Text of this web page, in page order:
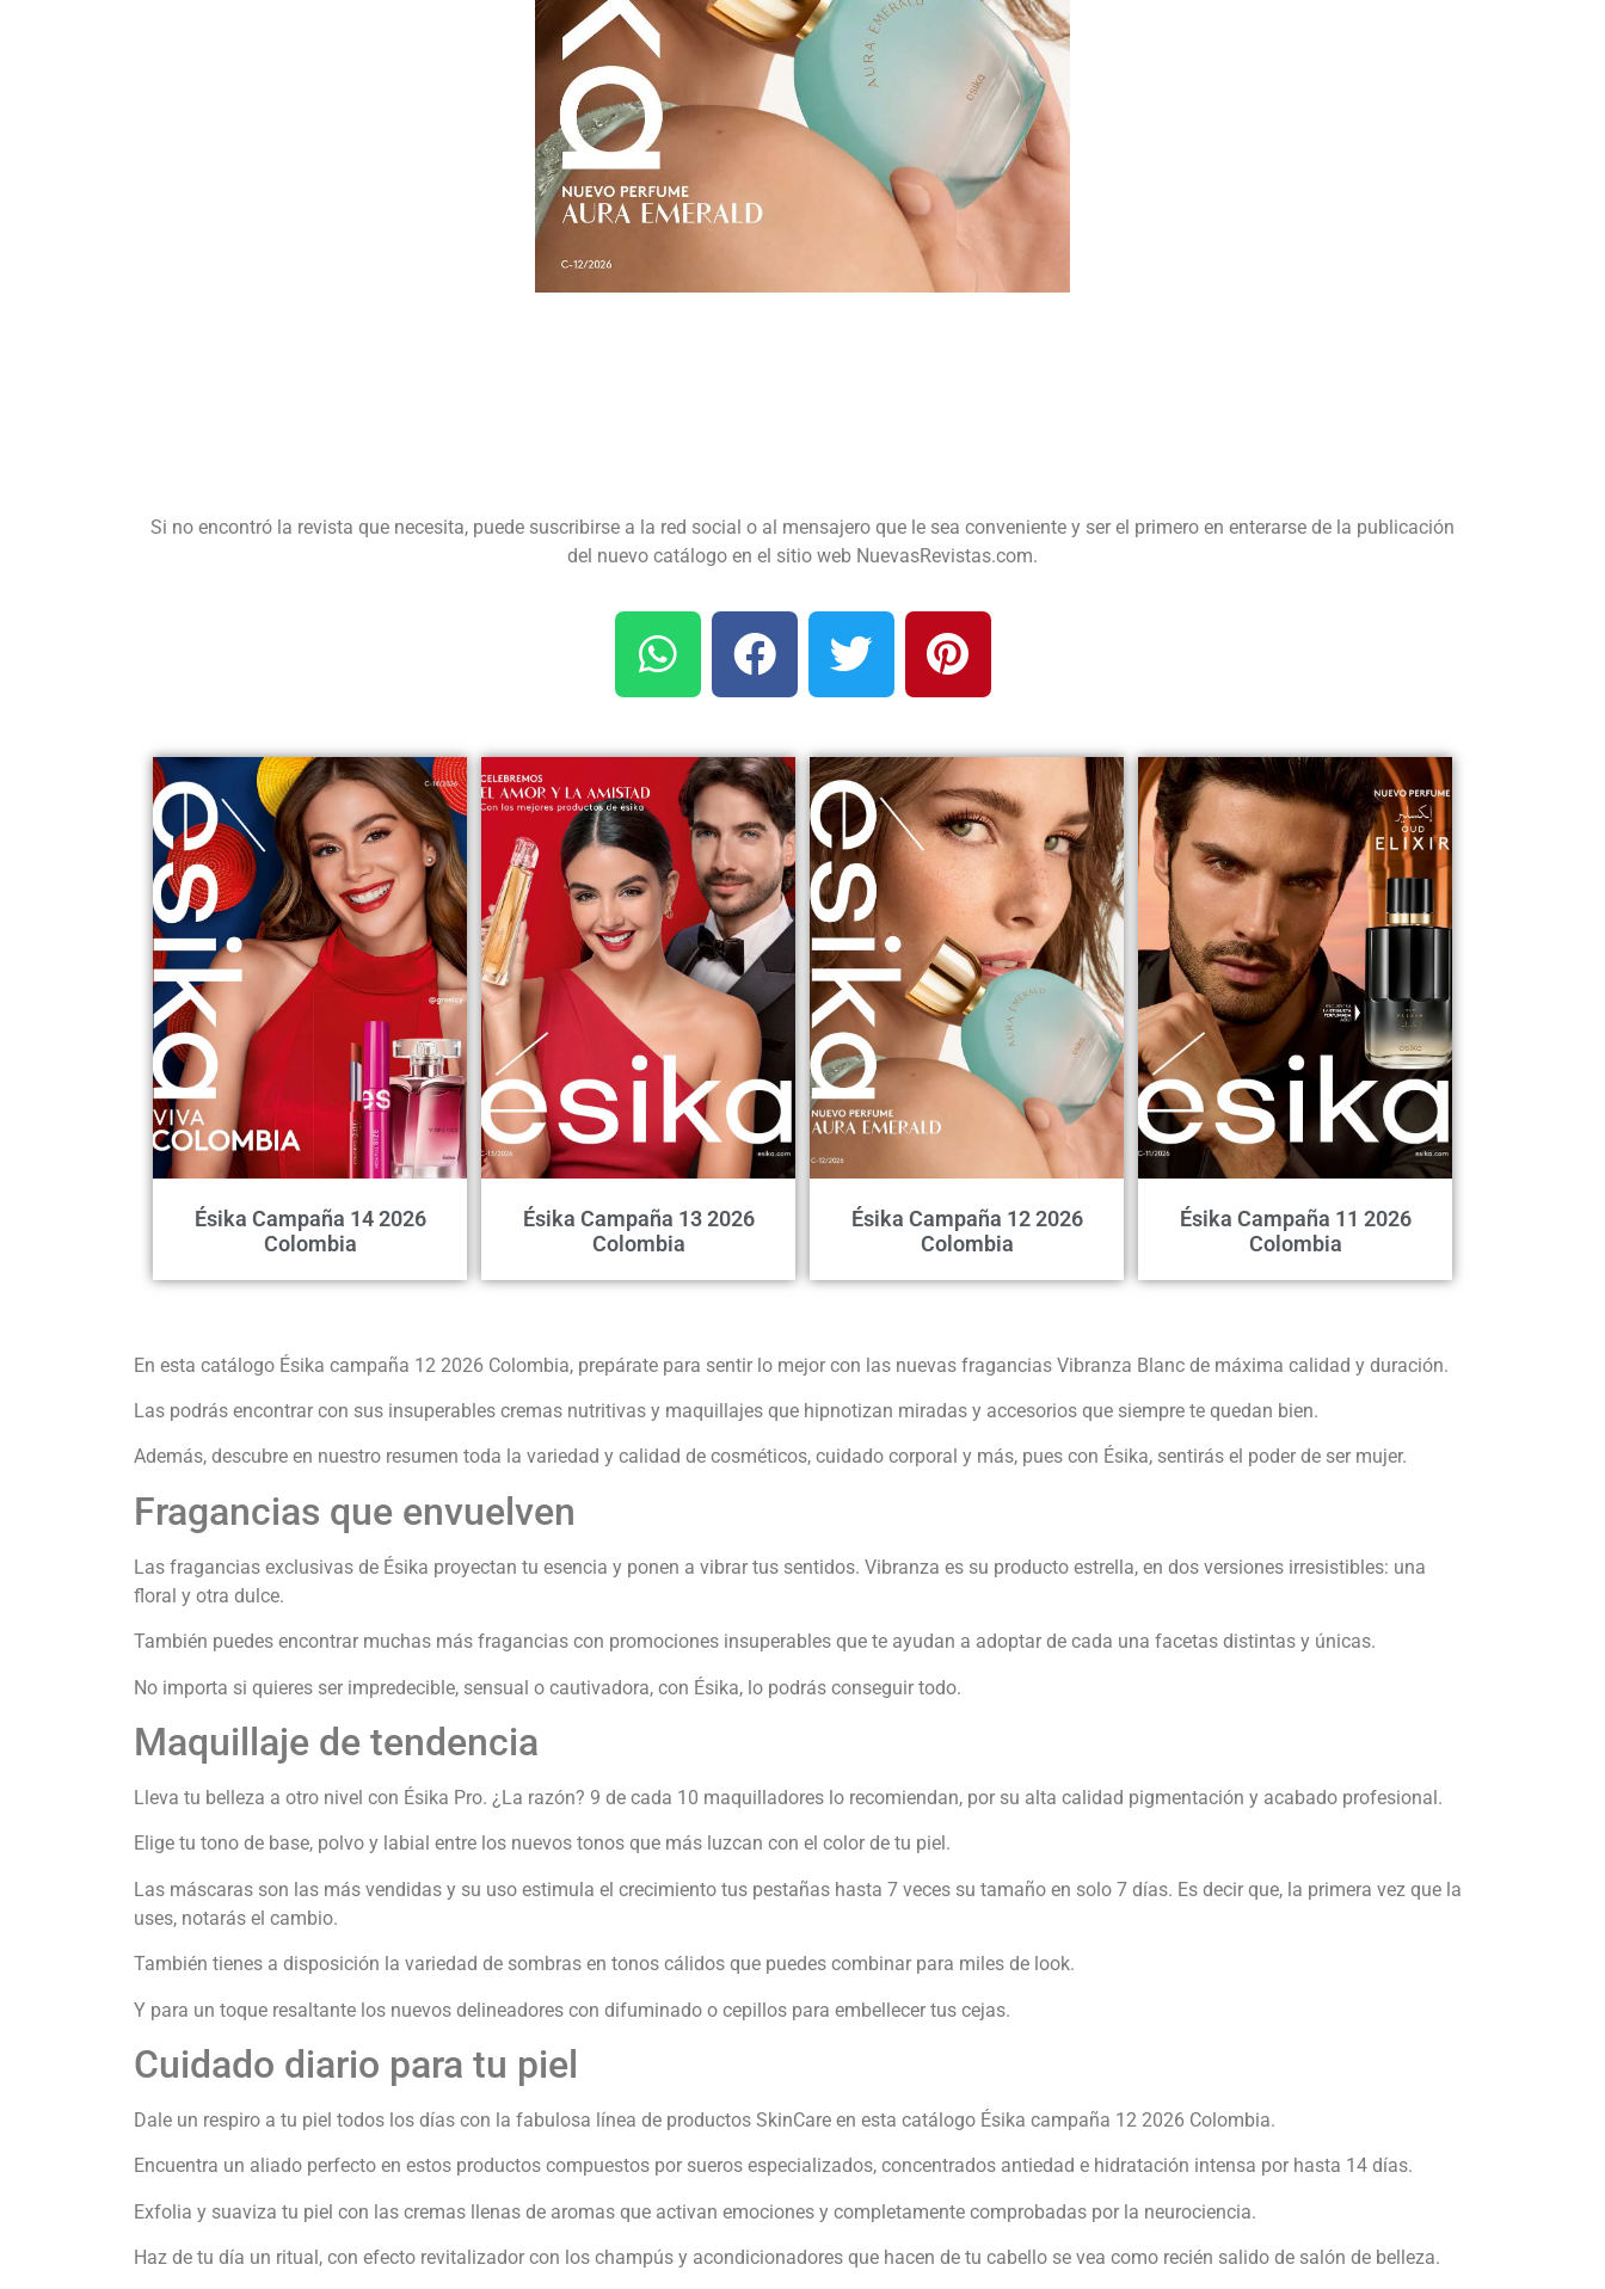
Si no encontró la revista que necesita, puede suscribirse a la red social o al mensajero que le sea conveniente y ser el primero en enterarse de la publicación
del nuevo catálogo en el sitio web NuevasRevistas.com.
Ésika Campaña 14 2026
Colombia
Ésika Campaña 13 2026
Colombia
Ésika Campaña 12 2026
Colombia
Ésika Campaña 11 2026
Colombia
En esta catálogo Ésika campaña 12 2026 Colombia, prepárate para sentir lo mejor con las nuevas fragancias Vibranza Blanc de máxima calidad y duración.
Las podrás encontrar con sus insuperables cremas nutritivas y maquillajes que hipnotizan miradas y accesorios que siempre te quedan bien.
Además, descubre en nuestro resumen toda la variedad y calidad de cosméticos, cuidado corporal y más, pues con Ésika, sentirás el poder de ser mujer.
Fragancias que envuelven
Las fragancias exclusivas de Ésika proyectan tu esencia y ponen a vibrar tus sentidos. Vibranza es su producto estrella, en dos versiones irresistibles: una
floral y otra dulce.
También puedes encontrar muchas más fragancias con promociones insuperables que te ayudan a adoptar de cada una facetas distintas y únicas.
No importa si quieres ser impredecible, sensual o cautivadora, con Ésika, lo podrás conseguir todo.
Maquillaje de tendencia
Lleva tu belleza a otro nivel con Ésika Pro. ¿La razón? 9 de cada 10 maquilladores lo recomiendan, por su alta calidad pigmentación y acabado profesional.
Elige tu tono de base, polvo y labial entre los nuevos tonos que más luzcan con el color de tu piel.
Las máscaras son las más vendidas y su uso estimula el crecimiento tus pestañas hasta 7 veces su tamaño en solo 7 días. Es decir que, la primera vez que la
uses, notarás el cambio.
También tienes a disposición la variedad de sombras en tonos cálidos que puedes combinar para miles de look.
Y para un toque resaltante los nuevos delineadores con difuminado o cepillos para embellecer tus cejas.
Cuidado diario para tu piel
Dale un respiro a tu piel todos los días con la fabulosa línea de productos SkinCare en esta catálogo Ésika campaña 12 2026 Colombia.
Encuentra un aliado perfecto en estos productos compuestos por sueros especializados, concentrados antiedad e hidratación intensa por hasta 14 días.
Exfolia y suaviza tu piel con las cremas llenas de aromas que activan emociones y completamente comprobadas por la neurociencia.
Haz de tu día un ritual, con efecto revitalizador con los champús y acondicionadores que hacen de tu cabello se vea como recién salido de salón de belleza.